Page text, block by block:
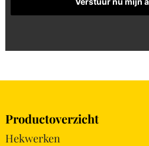
Productoverzicht
Hekwerken